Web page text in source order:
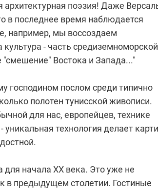
поэзия! Даже
в последнее время наблюдается
например, мы воссоздаем
- часть
"смешение" Востока и Запада..."
господином послом среди типично
полотен тунисской живописи.
для нас, европейцев, технике
технология делает
начала XX века. Это уже не
в предыдущем столетии. Гостиные